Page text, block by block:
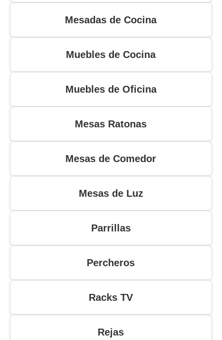
Mesadas de Cocina
Muebles de Cocina
Muebles de Oficina
Mesas Ratonas
Mesas de Comedor
Mesas de Luz
Parrillas
Percheros
Racks TV
Rejas